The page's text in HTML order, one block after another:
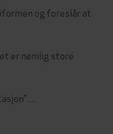
og foreslår at
er nemlig store